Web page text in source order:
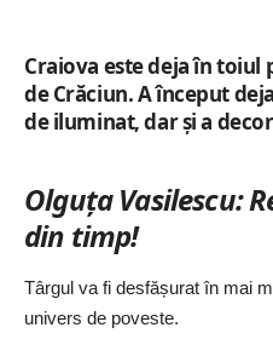
Craiova este deja în
de Crăciun. A început
de iluminat, dar și a
Olguța Vasilescu:
din timp!
Târgul va fi desfășurat în mai
univers de poveste.